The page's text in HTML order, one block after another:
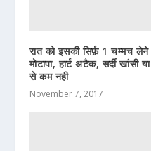
रात को इसकी सिर्फ़ 1 चम्मच लेने
मोटापा, हार्ट अटैक, सर्दी
से कम नही
November 7, 2017